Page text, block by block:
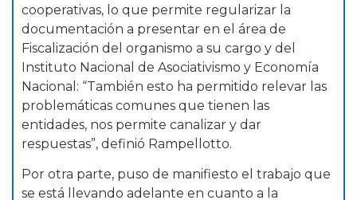
cooperativas, lo que permite regularizar la
documentación a presentar en el área de
Fiscalización del organismo a su cargo y del
Instituto Nacional de Asociativismo y Economía
Nacional: “También esto ha permitido relevar las
problemáticas comunes que tienen las
entidades, nos permite canalizar y dar
respuestas”, definió Rampellotto.
Por otra parte, puso de manifiesto el trabajo que
se está llevando adelante en cuanto a la